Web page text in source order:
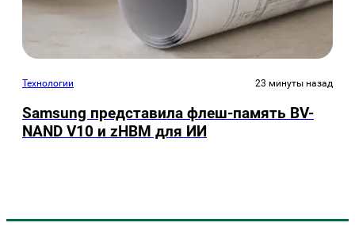
Технологии 23 минуты назад
Samsung представила флеш-память BV-
NAND V10 и zHBM для ИИ